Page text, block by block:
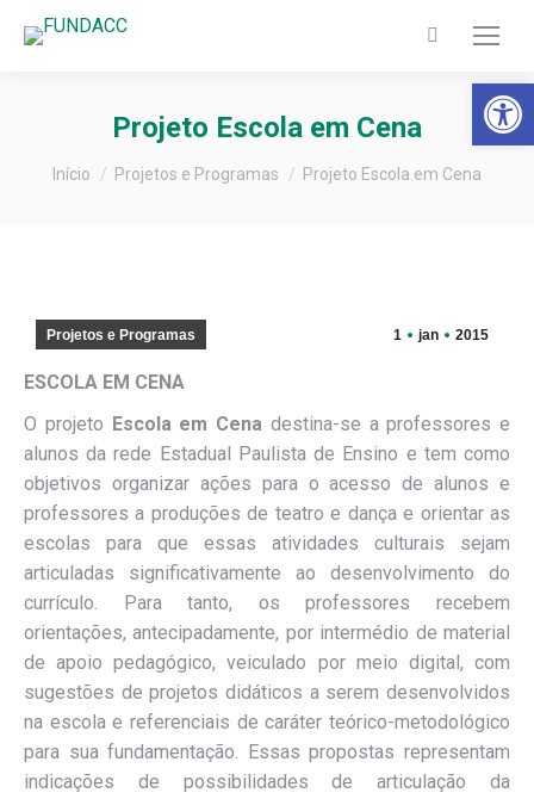
Barra de
Search:
Projeto Escola em Cena
Você está aqui:
Início Projetos e Programas Projeto Escola em Cena
1 jan 2015
Projetos e Programas
ESCOLA EM CENA
O projeto Escola em Cena destina-se a professores e
alunos da rede Estadual Paulista de Ensino e tem como
objetivos organizar ações para o acesso de alunos e
professores a produções de teatro e dança e orientar as
escolas para que essas atividades culturais sejam
articuladas significativamente ao desenvolvimento do
currículo. Para tanto, os professores recebem
orientações, antecipadamente, por intermédio de material
de apoio pedagógico, veiculado por meio digital, com
sugestões de projetos didáticos a serem desenvolvidos
na escola e referenciais de caráter teórico-metodológico
para sua fundamentação. Essas propostas representam
indicações de possibilidades de articulação da